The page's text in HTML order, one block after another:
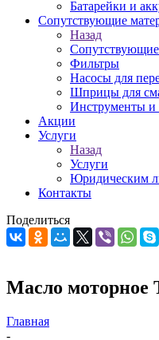
Батарейки и
Сопутствующие
Назад
Фильтры
Насосы для
Шприцы для
Инструменты и
Акции
Услуги
Назад
Услуги
Юридическим
Контакты
Поделиться
Масло моторное
Главная
-